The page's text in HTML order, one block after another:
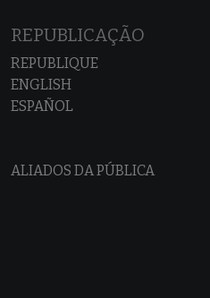
REPUBLICAÇÃO
REPUBLIQUE
ENGLISH
ESPAÑOL
ALIADOS DA PÚBLICA